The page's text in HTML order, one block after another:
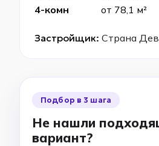
4-комн
от 78,1 м²
Застройщик: Страна
Подбор в 3 шага
Не нашли
вариант?